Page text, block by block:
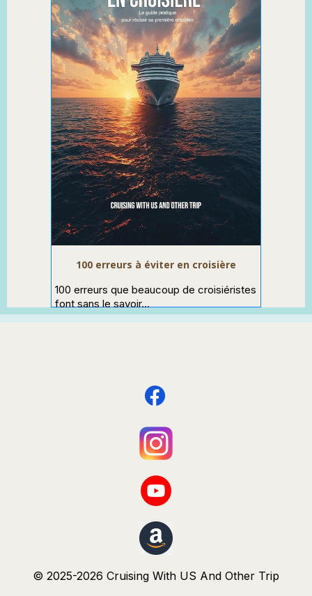
quand partir, quel itinéraire choisir, quel budget prévoir, comment
bien se préparer et comment profiter au maximum de chaque
Des fjords norvégiens à l’Islande, de la Baltique aux îles
britanniques, jusqu’aux régions arctiques, découvrez les plus
belles destinations d’Europe du Nord avec des conseils concrets
et des astuces de croisiéristes passionnés.
Commandez le sur Amazon encliquant ici
Téléchargez un extrait gratuit encliquant juste ici
100 erreurs à éviter en croisière
100 erreurs que beaucoup de croisiéristes
font sans le savoir…
Ce guide pratique vous aide à éviter les
pleinement de votre croisière.
Que vous partiez pour la première fois
vous découvrirez des conseils simples,
concrets et utiles.
Embarquez mieux préparé…
et profitez vraiment de votre croisière.
Commandez le sur Amazon en cliquant ici
© 2025-2026 Cruising With US And Other Trip